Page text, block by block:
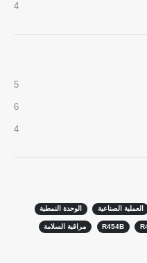
4
5
6
4
العملية الصناعية الوحدة النمطية
R454B مراقبة السلامة